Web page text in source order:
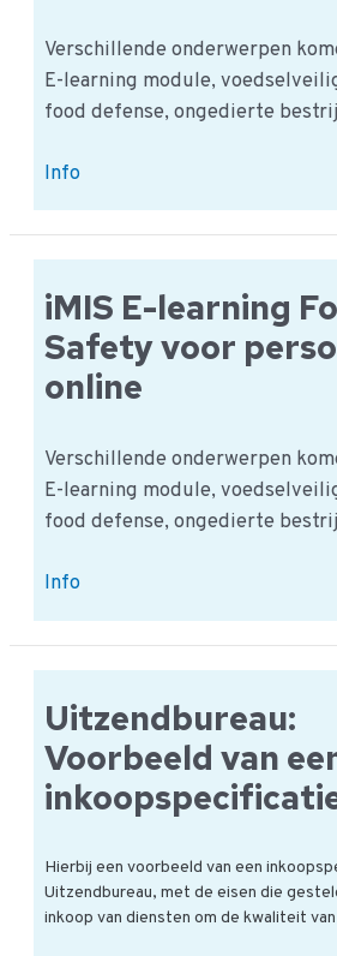
Verschillende onderwerpen
E-learning module,
food defense, ongedierte
iMIS
learning
Food
Safety
Personeel
Presentatie
Info
iMIS E-learning
Safety voor
online
Verschillende onderwerpen
E-learning module,
food defense, ongedierte
iMIS
learning
Food
Safety
voor
personeel
online
Info
Uitzendbureau:
Voorbeeld van
Hierbij een voorbeeld van een
Uitzendbureau, met de eisen die
inkoop van diensten om de kwaliteit